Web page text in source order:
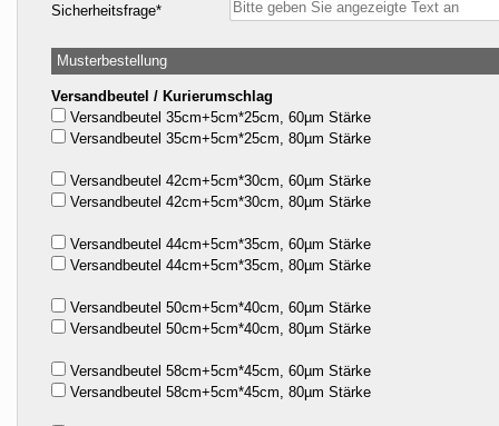
Sicherheitsfrage*
Musterbestellung
Versandbeutel / Kurierumschlag
Versandbeutel 35cm+5cm*25cm, 60µm Stärke
Versandbeutel 35cm+5cm*25cm, 80µm Stärke
Versandbeutel 42cm+5cm*30cm, 60µm Stärke
Versandbeutel 42cm+5cm*30cm, 80µm Stärke
Versandbeutel 44cm+5cm*35cm, 60µm Stärke
Versandbeutel 44cm+5cm*35cm, 80µm Stärke
Versandbeutel 50cm+5cm*40cm, 60µm Stärke
Versandbeutel 50cm+5cm*40cm, 80µm Stärke
Versandbeutel 58cm+5cm*45cm, 60µm Stärke
Versandbeutel 58cm+5cm*45cm, 80µm Stärke